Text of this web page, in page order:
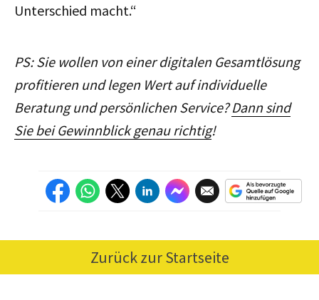
Unterschied macht.“
PS: Sie wollen von einer digitalen Gesamtlösung
profitieren und legen Wert auf individuelle
Beratung und persönlichen Service?Dann sind
Sie bei Gewinnblick genau richtig!
Zurück zur Startseite